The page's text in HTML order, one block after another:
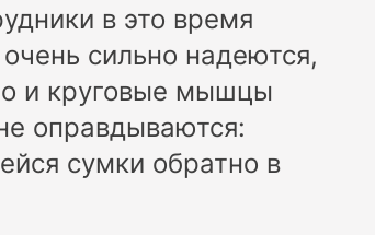
в это время
сильно надеются,
и круговые мышцы
оправдываются:
сумки обратно в